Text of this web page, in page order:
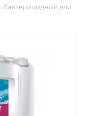
бактерицидный для